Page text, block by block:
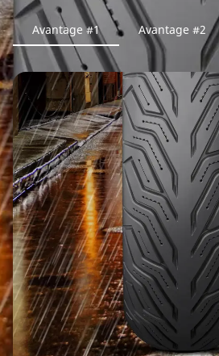
Avantage #1 Avantage #2